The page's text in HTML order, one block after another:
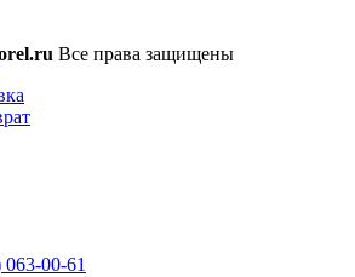
Все права защищены
063-00-61